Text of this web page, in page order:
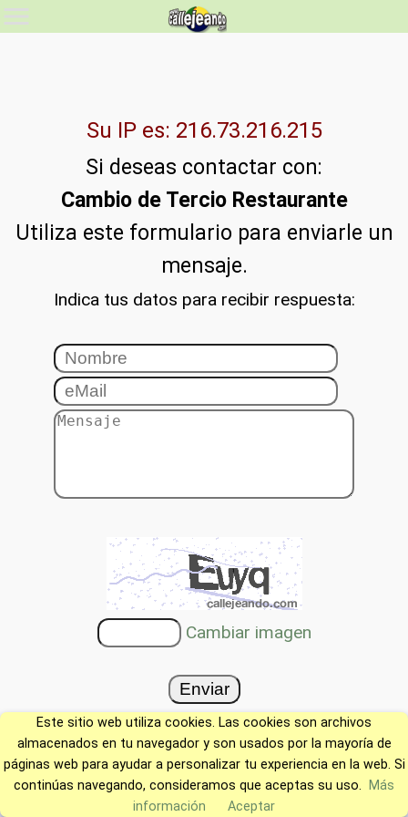
Su IP es: 216.73.216.215
Si deseas contactar con:
Cambio de Tercio Restaurante
Utiliza este formulario para enviarle un
mensaje.
Indica tus datos para recibir respuesta:
Cambiar imagen
Este sitio web utiliza cookies. Las cookies son archivos
almacenados en tu navegador y son usados por la mayoría de
páginas web para ayudar a personalizar tu experiencia en la web. Si
continúas navegando, consideramos que aceptas su uso.
Más
información
Aceptar